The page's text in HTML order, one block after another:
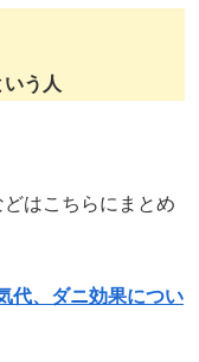
う人
はこちらにまとめ
代、ダニ効果につい